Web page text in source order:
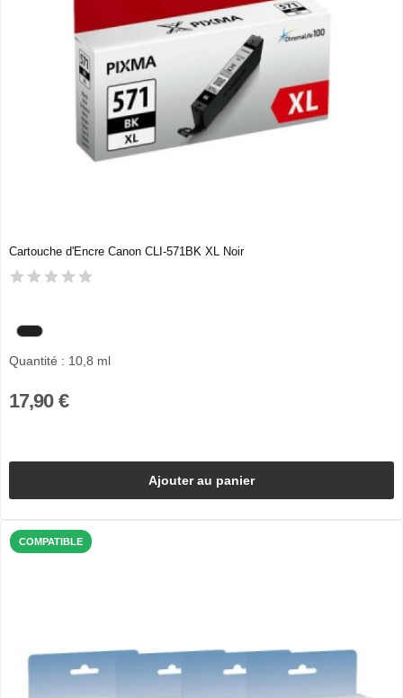
Cartouche d'Encre Canon CLI-571BK XL Noir
Quantité : 10,8 ml
17,90 €
Ajouter au panier
COMPATIBLE